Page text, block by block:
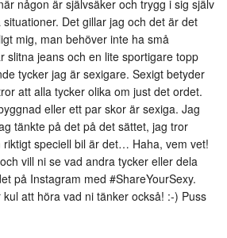
någon är självsäker och trygg i sig själv
Det gillar jag och det är det
mig, man behöver inte ha små
slitna jeans och en lite sportigare topp
tycker jag är sexigare. Sexigt betyder
att alla tycker olika om just det ordet.
eller ett par skor är sexiga. Jag
tänkte på det på det sättet, jag tror
speciell bil är det… Haha, vem vet!
vill ni se vad andra tycker eller dela
på Instagram med #ShareYourSexy.
att höra vad ni tänker också! :-) Puss